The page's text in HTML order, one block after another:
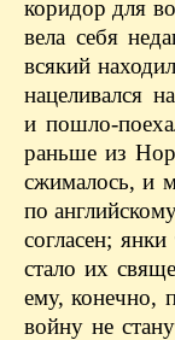
коридор для
вела себя
всякий
нацеливался
и пошло-
раньше из
сжималось, и
по
согласен;
стало их
ему, конечно,
войну не